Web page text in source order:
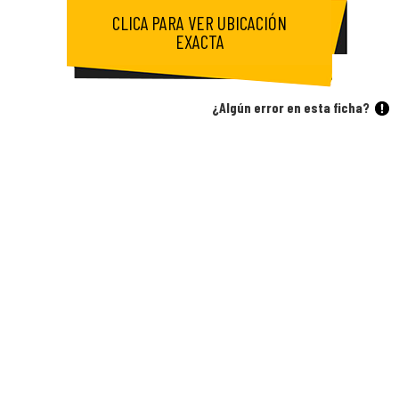
CLICA PARA VER UBICACIÓN
EXACTA
¿Algún error en esta ficha?